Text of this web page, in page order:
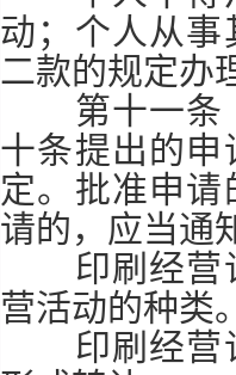
动；个人从
二款的规定办
第十一条
十条提出的申
定。批准申
请的，应当通
印刷经营许
营活动的种类
印刷经营许